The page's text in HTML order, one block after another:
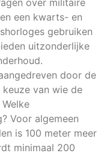
over militaire
een kwarts- en
gebruiken
uitzonderlijke
door de
van wie de
Voor algemeen
is 100 meter meer
minimaal 200